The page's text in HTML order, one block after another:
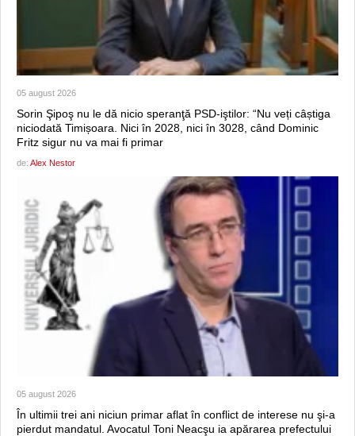
05 august 2026
Sorin Şipoş nu le dă nicio speranţă PSD-iştilor: “Nu veți câștiga
niciodată Timișoara. Nici în 2028, nici în 3028, când Dominic
Fritz sigur nu va mai fi primar
de: Alex Nestor
05 august 2026
În ultimii trei ani niciun primar aflat în conflict de interese nu şi-a
pierdut mandatul. Avocatul Toni Neacşu ia apărarea prefectului